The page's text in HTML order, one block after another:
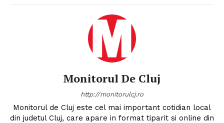
Monitorul De Cluj
http://monitorulcj.ro
Monitorul de Cluj este cel mai important cotidian local
din judetul Cluj, care apare in format tiparit si online din